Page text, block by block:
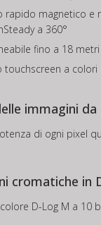
rapido magnetico e
a 360°
fino a 18 metri
touchscreen a colori
immagini da
di ogni pixel
cromatiche in
D-Log M a 10